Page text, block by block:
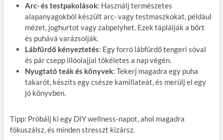
Arc- és testpakolások: Használj természetes
alapanyagokból készült arc- vagy testmaszkokat, például
mézet, joghurtot vagy zabpelyhet. Ezek táplálják a bőrt
és puhává varázsolják.
Lábfürdő kényeztetés: Egy forró lábfürdő tengeri sóval
és pár csepp illóolajjal tökéletes a nap végén.
Nyugtató teák és könyvek: Tekerj magadra egy puha
takarót, készíts egy csésze kamillateát, és merülj el egy
jó könyvben.
Tipp: Próbálj ki egy DIY wellness-napot, ahol magadra
fókuszálsz, és minden stresszt kizársz.